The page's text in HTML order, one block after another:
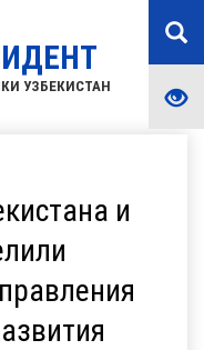
УЗБЕКИСТАН
и